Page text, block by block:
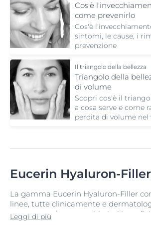
Cos'è
come prevenirlo
Cos'è
sintomi, le cause, i
prevenzione
Il triangolo della bellezza
Triangolo della
di volume
Scopri cos'è il
a cosa serve e come
perdita di volume nel
Eucerin Hyaluron-Filler
La gamma Eucerin Hyaluron-Filler
linee, tutte clinicamente e
testate per donare moltissimi benefici
Leggi di più